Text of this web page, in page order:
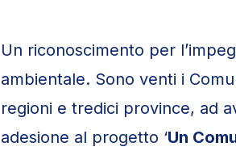
Un riconoscimento per
ambientale. Sono venti i
regioni e tredici province, ad
adesione al progetto ‘Un